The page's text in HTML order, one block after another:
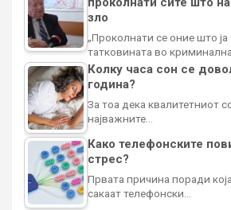
зло
„Проколнати се оние што ја
татковината во
Колку часа сон се
година?
За тоа дека квалитетниот
најважните…
Како телефонските
стрес?
Првата причина поради
сакаат телефонски…